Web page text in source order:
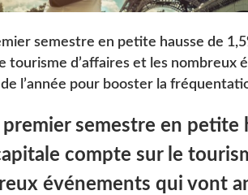
semestre en petite hausse de
tourisme d’affaires et les nombreux
l’année pour booster la
semestre en petite
compte sur le
événements qui vont